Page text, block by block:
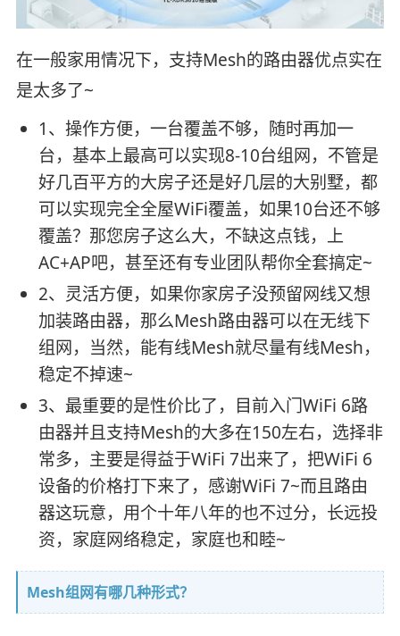
在一般家用情况下，支持Mesh的路由器优点实在
是太多了~
1、操作方便，一台覆盖不够，随时再加一
台，基本上最高可以实现8-10台组网，不管是
好几百平方的大房子还是好几层的大别墅，都
可以实现完全全屋WiFi覆盖，如果10台还不够
覆盖？那您房子这么大，不缺这点钱，上
AC+AP吧，甚至还有专业团队帮你全套搞定~
2、灵活方便，如果你家房子没预留网线又想
加装路由器，那么Mesh路由器可以在无线下
组网，当然，能有线Mesh就尽量有线Mesh，
稳定不掉速~
3、最重要的是性价比了，目前入门WiFi 6路
由器并且支持Mesh的大多在150左右，选择非
常多，主要是得益于WiFi 7出来了，把WiFi 6
设备的价格打下来了，感谢WiFi 7~而且路由
器这玩意，用个十年八年的也不过分，长远投
资，家庭网络稳定，家庭也和睦~
Mesh组网有哪几种形式？